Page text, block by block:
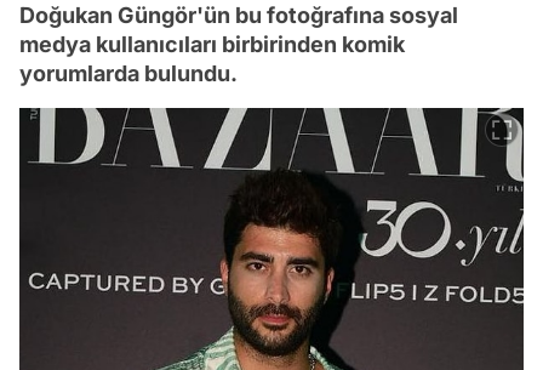
Doğukan Güngör'ün bu fotoğrafına sosyal
medya kullanıcıları birbirinden komik
yorumlarda bulundu.